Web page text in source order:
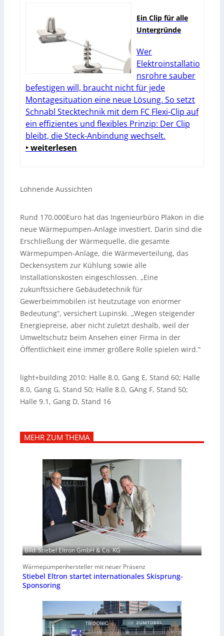
Ein Clip für alle
Untergründe
Wer
Elektroinstallatio
nsrohre sauber
befestigen will, braucht nicht für jede
Montagesituation eine neue Lösung. So setzt
Schnabl Stecktechnik mit dem FC Flexi-Clip auf
ein effizientes und flexibles Prinzip: Der Clip
bleibt, die Steck-Anbindung wechselt.
‣ weiterlesen
Lohnende Aussichten
Rund 170.000Euro hat das Ingenieurbüro Plakon in die
neue Wärmepumpen-Anlage investiert. Darin sind die
Erschließung der Wärmequelle, die gesamte
Wärmepumpen-Anlage, die Wärmeverteilung, das
Deckensystem zur Kühlung sowie alle
Installationskosten eingeschlossen. „Eine
zukunftssichere Gebäudetechnik für
Gewerbeimmobilen ist heutzutage von enormer
Bedeutung“, versichert Lupinski. „Wegen steigender
Energiepreise, aber nicht zuletzt deshalb, weil der
Umweltschutz beim Ansehen einer Firma in der
Öffentlichkeit eine immer größere Rolle spielen wird.“
light+building 2010: Halle 8.0, Gang E, Stand 60; Halle
8.0, Gang G, Stand 50; Halle 8.0, GAng F, Stand 50;
Halle 9.1, Gang D, Stand 16
MEHR ZUM THEMA
Bild: Stiebel Eltron GmbH & Co. KG
Wärmepumpenhersteller mit neuer Präsenz
Stiebel Eltron startet internationales Skisprung-
Sponsoring